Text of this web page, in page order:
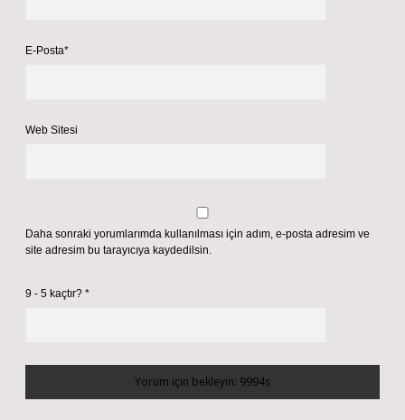
E-Posta*
Web Sitesi
Daha sonraki yorumlarımda kullanılması için adım, e-posta adresim ve
site adresim bu tarayıcıya kaydedilsin.
9 - 5 kaçtır? *